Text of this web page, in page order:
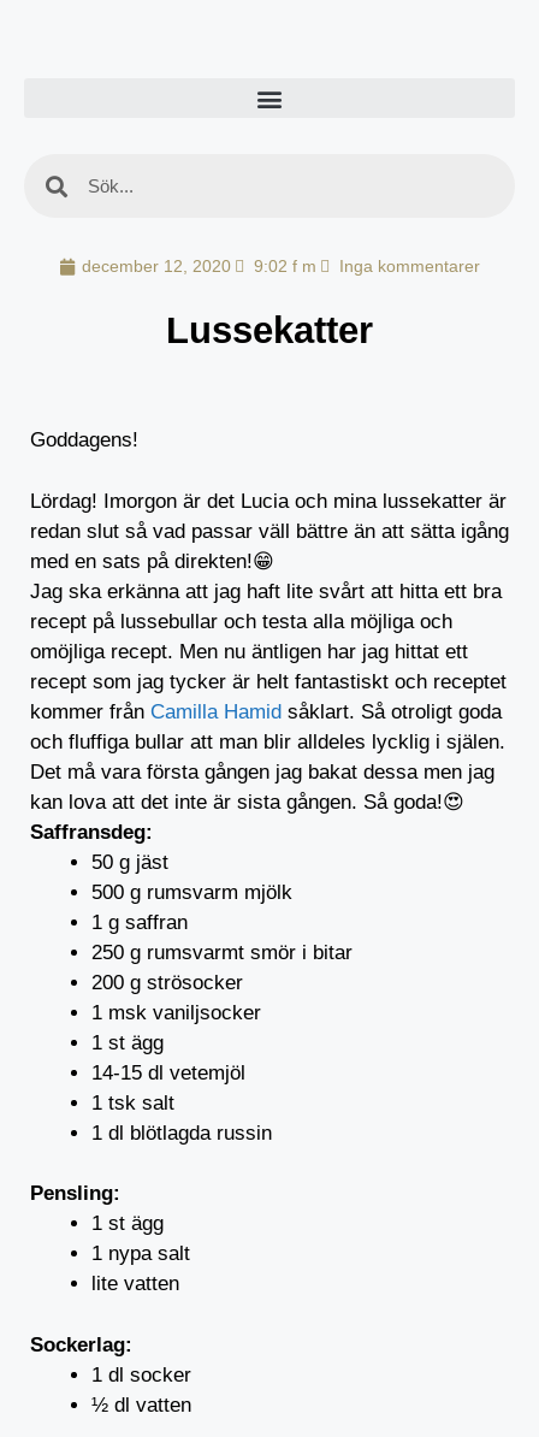
december 12, 2020 9:02 f m Inga kommentarer
Lussekatter
Goddagens!
Lördag! Imorgon är det Lucia och mina lussekatter är
redan slut så vad passar väll bättre än att sätta igång
med en sats på direkten!😁
Jag ska erkänna att jag haft lite svårt att hitta ett bra
recept på lussebullar och testa alla möjliga och
omöjliga recept. Men nu äntligen har jag hittat ett
recept som jag tycker är helt fantastiskt och receptet
kommer från Camilla Hamid såklart. Så otroligt goda
och fluffiga bullar att man blir alldeles lycklig i själen.
Det må vara första gången jag bakat dessa men jag
kan lova att det inte är sista gången. Så goda!😍
Saffransdeg:
50 g jäst
500 g rumsvarm mjölk
1 g saffran
250 g rumsvarmt smör i bitar
200 g strösocker
1 msk vaniljsocker
1 st ägg
14-15 dl vetemjöl
1 tsk salt
1 dl blötlagda russin
Pensling:
1 st ägg
1 nypa salt
lite vatten
Sockerlag:
1 dl socker
½ dl vatten